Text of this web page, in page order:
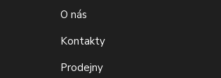
O nás
Kontakty
Prodejny